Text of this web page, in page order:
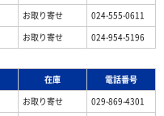
お取り寄せ
024-555-0611
お取り寄せ 024-954-5196
在庫
電話番号
お取り寄せ
029-869-4301